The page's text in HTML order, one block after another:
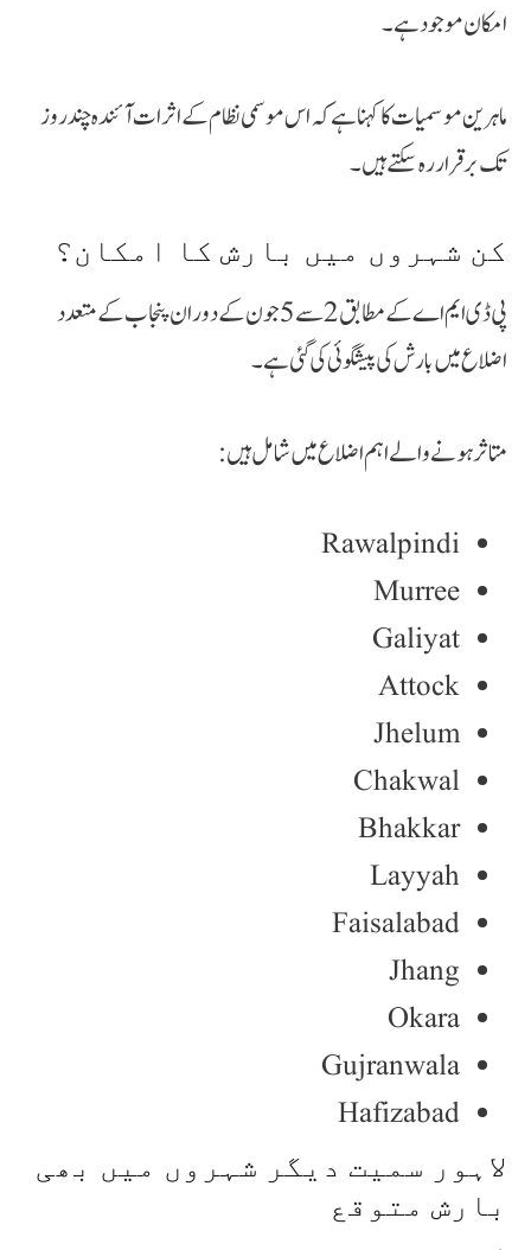
امکان موجود ہے۔
ماہرین موسمیات کا کہنا ہے کہ اس موسمی نظام کے اثرات آئندہ چند روز
تک برقرار رہ سکتے ہیں۔
کن شہروں میں بارش کا امکان؟
پی ڈی ایم اے کے مطابق 2 سے 5 جون کے دوران پنجاب کے متعدد
اضلاع میں بارش کی پیشگوئی کی گئی ہے۔
متاثر ہونے والے اہم اضلاع میں شامل ہیں:
Rawalpindi
Murree
Galiyat
Attock
Jhelum
Chakwal
Bhakkar
Layyah
Faisalabad
Jhang
Okara
Gujranwala
Hafizabad
لاہور سمیت دیگر شہروں میں بھی
بارش متوقع